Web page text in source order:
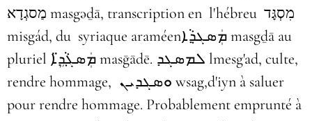
מַסגְדָא masgəḏā, transcription en l'hébreu מִסְגָּד
misgád, du syriaque araméenܡܲܣܓܕ݂ܵܐ masgḏā au
pluriel ܡܲܣܓ݂ܵܕܹ̈ܐ masḡādē. ܠܡܣܓܕ lmesg'ad, culte,
rendre hommage, ܘܣܓܕܝܢ wsag,d'iyn à saluer
pour rendre hommage. Probablement emprunté à